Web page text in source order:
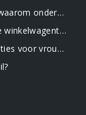
elkaar nodig hebben
5 strategieën
voor vrouwen